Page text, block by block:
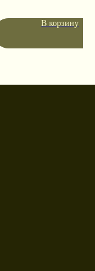
В корзину